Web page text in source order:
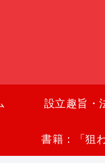
設立趣旨・